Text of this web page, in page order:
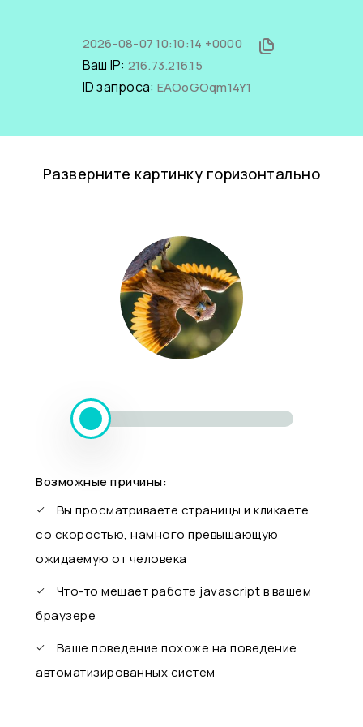
2026-08-07 10:10:14 +0000
Ваш IP: 216.73.216.15
ID запроса: EAOoGOqm14Y1
Разверните картинку горизонтально
Возможные причины:
Вы просматриваете страницы и кликаете
со скоростью, намного превышающую
ожидаемую от человека
Что-то мешает работе javascript в вашем
браузере
Ваше поведение похоже на поведение
автоматизированных систем